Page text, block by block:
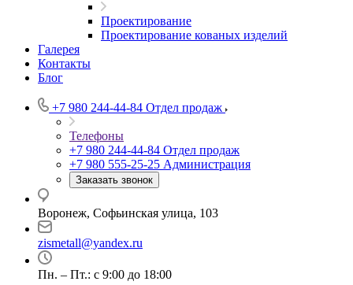
Проектирование
Проектирование кованых изделий
Галерея
Контакты
Блог
+7 980 244-44-84 Отдел продаж
Телефоны
+7 980 244-44-84 Отдел продаж
+7 980 555-25-25 Администрация
Заказать звонок
Воронеж, Софьинская улица, 103
zismetall@yandex.ru
Пн. – Пт.: с 9:00 до 18:00